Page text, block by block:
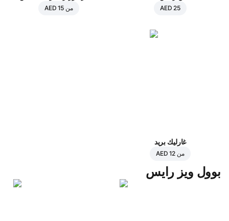
AED 25 من AED 15
غارليك بريد
من AED 12
بوول ويز رايس